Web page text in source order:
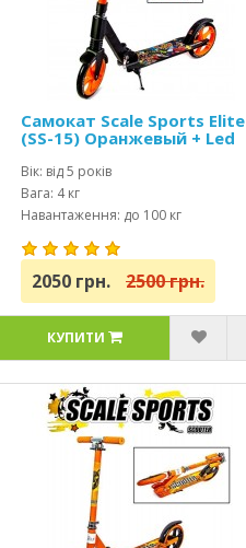
Самокат Scale Sports Elite
(SS-15) Оранжевый + Led
Вік: від 5 років
Вага: 4 кг
Навантаження: до 100 кг
2050 грн. 2500 грн.
КУПИТИ